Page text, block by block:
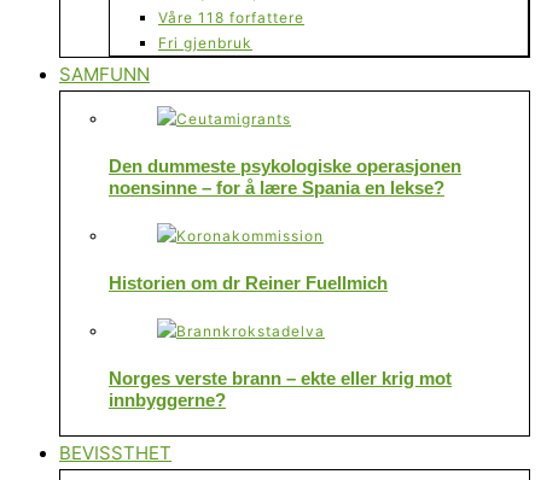
Våre 118 forfattere
Fri gjenbruk
SAMFUNN
Den dummeste psykologiske operasjonen
noensinne – for å lære Spania en lekse?
Historien om dr Reiner Fuellmich
Norges verste brann – ekte eller krig mot
innbyggerne?
BEVISSTHET